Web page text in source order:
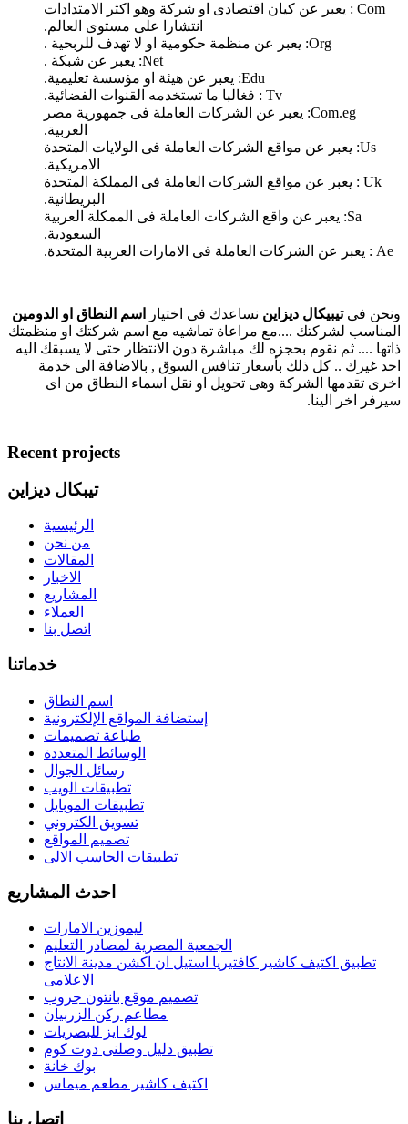
Com : يعبر عن كيان اقتصادى او شركة وهو اكثر الامتدادات
انتشارا على مستوى العالم.
Org: يعبر عن منظمة حكومية او لا تهدف للربحية .
Net: يعبر عن شبكة .
Edu: يعبر عن هيئة او مؤسسة تعليمية.
Tv : فغالبا ما تستخدمه القنوات الفضائية.
Com.eg: يعبر عن الشركات العاملة فى جمهورية مصر
العربية.
Us: يعبر عن مواقع الشركات العاملة فى الولايات المتحدة
الامريكية.
Uk : يعبر عن مواقع الشركات العاملة فى المملكة المتحدة
البريطانية.
Sa: يعبر عن واقع الشركات العاملة فى الممكلة العربية
السعودية.
Ae : يعبر عن الشركات العاملة فى الامارات العربية المتحدة.
ونحن فىتيبيكال ديزاين نساعدك فى اختيار
اسم النطاق او الدومين
المناسب لشركتك ....مع مراعاة تماشيه مع اسم شركتك او منظمتك
ذاتها .... ثم نقوم بحجزه لك مباشرة دون الانتظار حتى لا يسبقك اليه
احد غيرك .. كل ذلك بأسعار تنافس السوق , بالاضافة الى خدمة
اخرى تقدمها الشركة وهى تحويل او نقل اسماء النطاق من اى
سيرفر اخر الينا.
Recent projects
تيبكال ديزاين
الرئيسية
من نحن
المقالات
الاخبار
المشاريع
العملاء
اتصل بنا
خدماتنا
اسم النطاق
إستضافة المواقع الإلكترونية
طباعة تصميمات
الوسائط المتعددة
رسائل الجوال
تطبيقات الويب
تطبيقات الموبايل
تسويق الكتروني
تصميم المواقع
تطبيقات الحاسب الالى
احدث المشاريع
ليموزين الامارات
الجمعية المصرية لمصادر التعليم
تطبيق اكتيف كاشير كافتيريا استيل ان اكشن مدينة الانتاج
الاعلامى
تصميم موقع بانتون جروب
مطاعم ركن الزربيان
لوك ايز للبصريات
تطبيق دليل وصلنى دوت كوم
بوك خانة
اكتيف كاشير مطعم ميماس
اتصل بنا